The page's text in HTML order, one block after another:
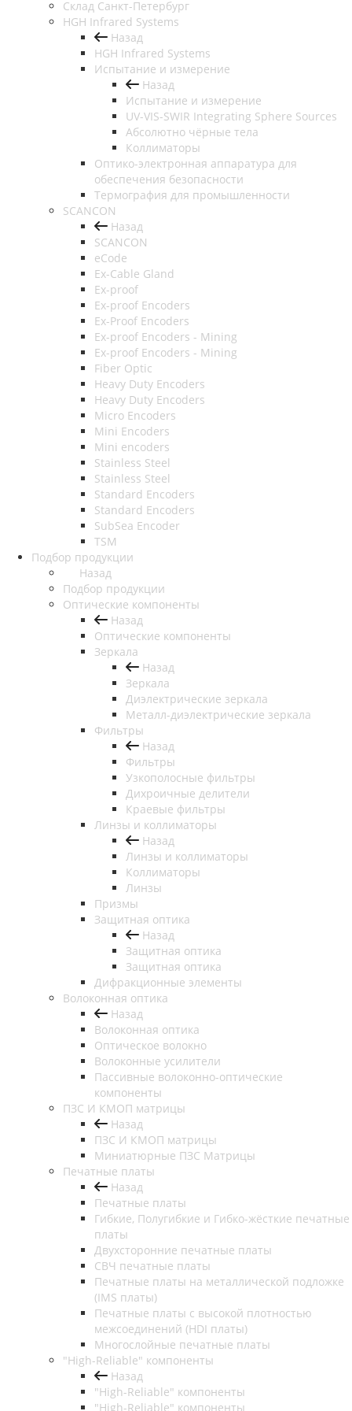
Cклад Санкт-Петербург
HGH Infrared Systems
Назад
HGH Infrared Systems
Испытание и измерение
Назад
Испытание и измерение
UV-VIS-SWIR Integrating Sphere Sources
Абсолютно чёрные тела
Коллиматоры
Оптико-электронная аппаратура для
обеспечения безопасности
Термография для промышленности
SCANCON
Назад
SCANCON
eCode
Ex-Cable Gland
Ex-proof
Ex-proof Encoders
Ex-Proof Encoders
Ex-proof Encoders - Mining
Ex-proof Encoders - Mining
Fiber Optic
Heavy Duty Encoders
Heavy Duty Encoders
Micro Encoders
Mini Encoders
Mini encoders
Stainless Steel
Stainless Steel
Standard Encoders
Standard Encoders
SubSea Encoder
TSM
Подбор продукции
Назад
Подбор продукции
Оптические компоненты
Назад
Оптические компоненты
Зеркала
Назад
Зеркала
Диэлектрические зеркала
Металл-диэлектрические зеркала
Фильтры
Назад
Фильтры
Узкополосные фильтры
Дихроичные делители
Краевые фильтры
Линзы и коллиматоры
Назад
Линзы и коллиматоры
Коллиматоры
Линзы
Призмы
Защитная оптика
Назад
Защитная оптика
Защитная оптика
Дифракционные элементы
Волоконная оптика
Назад
Волоконная оптика
Оптическое волокно
Волоконные усилители
Пассивные волоконно-оптические
компоненты
ПЗС И КМОП матрицы
Назад
ПЗС И КМОП матрицы
Миниатюрные ПЗС Матрицы
Печатные платы
Назад
Печатные платы
Гибкие, Полугибкие и Гибко-жёсткие печатные
платы
Двухсторонние печатные платы
СВЧ печатные платы
Печатные платы на металлической подложке
(IMS платы)
Печатные платы с высокой плотностью
межсоединений (HDI платы)
Многослойные печатные платы
"High-Reliable" компоненты
Назад
"High-Reliable" компоненты
"High-Reliable" компоненты